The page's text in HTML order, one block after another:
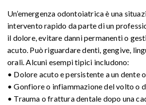
Un’emergenza odontoiatrica è una
intervento rapido da parte di un
il dolore, evitare danni permanenti o
acuto. Può riguardare denti, gengive,
orali. Alcuni esempi tipici includono:
• Dolore acuto e persistente a un dente
• Gonfiore o infiammazione del volto o
• Trauma o frattura dentale dopo una